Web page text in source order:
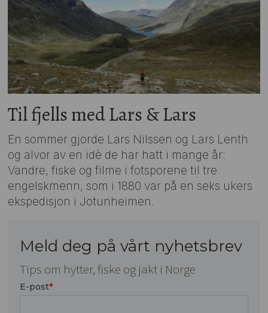
Til fjells med Lars & Lars
En sommer gjorde Lars Nilssen og Lars Lenth
og alvor av en idè de har hatt i mange år:
Vandre, fiske og filme i fotsporene til tre
engelskmenn, som i 1880 var på en seks ukers
ekspedisjon i Jotunheimen.
Meld deg på vårt nyhetsbrev
Tips om hytter, fiske og jakt i Norge